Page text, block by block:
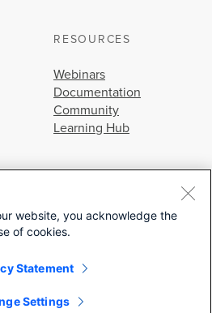
RESOURCES
Webinars
Documentation
Community
Learning Hub
© 2026 Cisco Systems, Inc.
website, you acknowledge the
of cookies.
Statement
Settings